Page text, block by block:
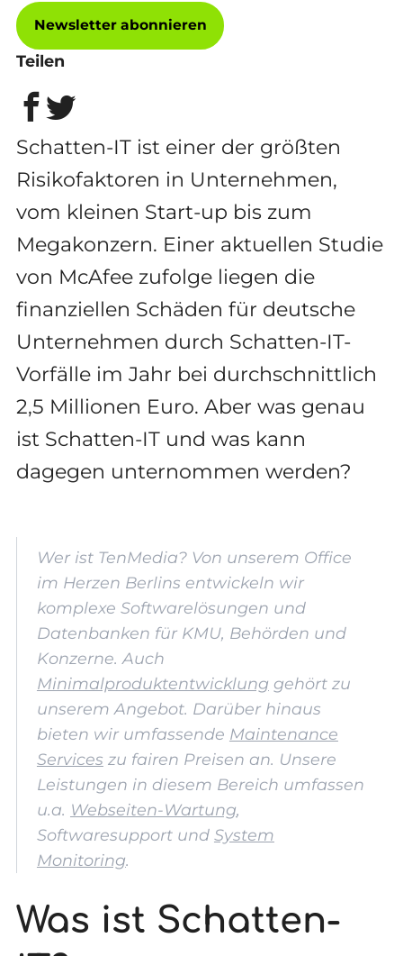
Newsletter abonnieren
Teilen
Schatten-IT ist einer der größten
Risikofaktoren in Unternehmen,
vom kleinen Start-up bis zum
Megakonzern. Einer aktuellen Studie
von McAfee zufolge liegen die
finanziellen Schäden für deutsche
Unternehmen durch Schatten-IT-
Vorfälle im Jahr bei durchschnittlich
2,5 Millionen Euro. Aber was genau
ist Schatten-IT und was kann
dagegen unternommen werden?
Wer ist TenMedia? Von unserem Office
im Herzen Berlins entwickeln wir
komplexe Softwarelösungen und
Datenbanken für KMU, Behörden und
Konzerne. Auch
Minimalproduktentwicklung gehört zu
unserem Angebot. Darüber hinaus
bieten wir umfassende Maintenance
Services zu fairen Preisen an. Unsere
Leistungen in diesem Bereich umfassen
u.a. Webseiten-Wartung,
Softwaresupport und System
Monitoring.
Was ist Schatten-